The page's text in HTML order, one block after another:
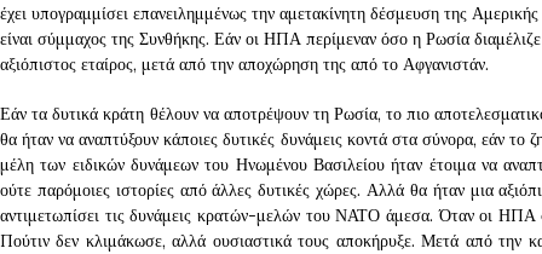
έχει υπογραμμίσει επανειλημμένως την αμετακίνητη δέσμευση της
είναι σύμμαχος της Συνθήκης. Εάν οι ΗΠΑ περίμεναν όσο η Ρωσία
αξιόπιστος εταίρος, μετά από την αποχώρηση της από το Αφγανιστάν.
Εάν τα δυτικά κράτη θέλουν να αποτρέψουν τη Ρωσία, το πιο
θα ήταν να αναπτύξουν κάποιες δυτικές δυνάμεις κοντά στα σύνορα, εάν
μέλη των ειδικών δυνάμεων του Ηνωμένου Βασιλείου ήταν έτοιμα να
ούτε παρόμοιες ιστορίες από άλλες δυτικές χώρες. Αλλά θα ήταν μια
αντιμετωπίσει τις δυνάμεις κρατών-μελών του ΝΑΤΟ άμεσα. Όταν οι
Πούτιν δεν κλιμάκωσε, αλλά ουσιαστικά τους αποκήρυξε. Μετά από την